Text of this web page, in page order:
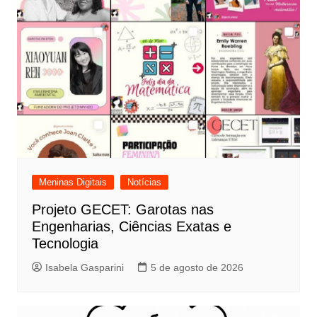
Meninas Digitais Notícias
Projeto GECET: Garotas nas
Engenharias, Ciências Exatas e
Tecnologia
Isabela Gasparini 5 de agosto de 2026